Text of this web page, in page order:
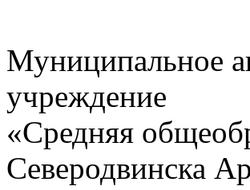
Муниципальное
учреждение
«Средняя
Северодвинска